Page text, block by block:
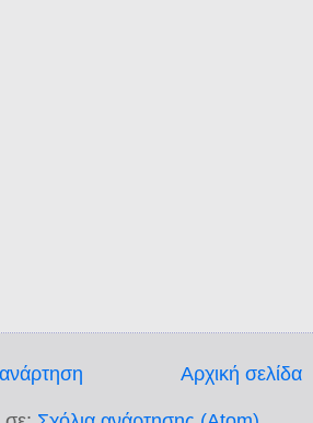
Αρχική σελίδα